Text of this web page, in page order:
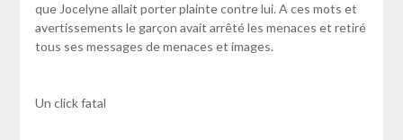
que Jocelyne allait porter plainte contre lui. A ces mots et
avertissements le garçon avait arrêté les menaces et retiré
tous ses messages de menaces et images.
Un click fatal